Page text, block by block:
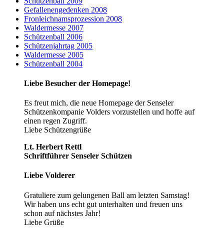
Gefallenengedenken 2008
Fronleichnamsprozession 2008
Waldermesse 2007
Schützenball 2006
Schützenjahrtag 2005
Waldermesse 2005
Schützenball 2004
Liebe Besucher der Homepage!
Es freut mich, die neue Homepage der Senseler
Schützenkompanie Volders vorzustellen und hoffe auf
einen regen Zugriff.
Liebe Schützengrüße
Lt. Herbert Rettl
Schriftführer Senseler Schützen
Liebe Volderer
Gratuliere zum gelungenen Ball am letzten Samstag!
Wir haben uns echt gut unterhalten und freuen uns
schon auf nächstes Jahr!
Liebe Grüße